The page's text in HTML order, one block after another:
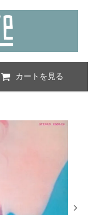
カートを見る